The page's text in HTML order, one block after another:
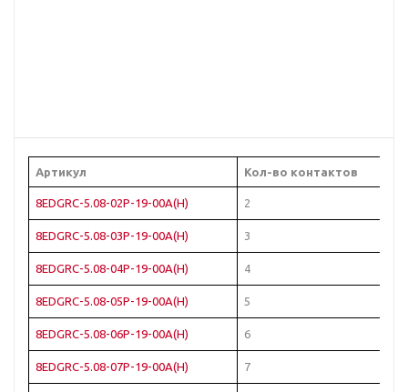
Артикул Кол-во контактов
8EDGRC-5.08-02P-19-00A(H) 2
8EDGRC-5.08-03P-19-00A(H) 3
8EDGRC-5.08-04P-19-00A(H) 4
8EDGRC-5.08-05P-19-00A(H) 5
8EDGRC-5.08-06P-19-00A(H) 6
8EDGRC-5.08-07P-19-00A(H) 7